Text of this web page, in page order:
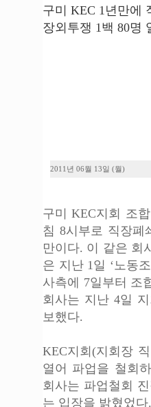
구미 KEC 1년만에
장외투쟁 1백 80명
2011년 06월 13일 (월)
구미 KEC지회 조
침 8시부로 직장폐
만이다. 이 같은 회
은 지난 1일 ‘노동
사측에 7일부터 조
회사는 지난 4일
보했다.
KEC지회(지회장
열어 파업을 철회
회사는 파업철회
는 입장을 밝혔었다.